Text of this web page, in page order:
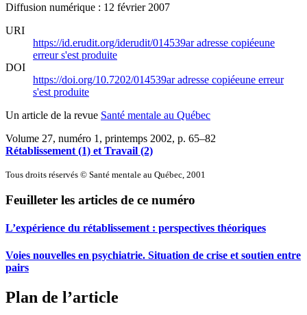
Diffusion numérique : 12 février 2007
URI
https://id.erudit.org/iderudit/014539aradresse copiéeune
erreur s'est produite
DOI
https://doi.org/10.7202/014539aradresse copiéeune erreur
s'est produite
Un article de la revue Santé mentale au Québec
Volume 27, numéro 1, printemps 2002, p. 65–82
Rétablissement (1) et Travail (2)
Tous droits réservés © Santé mentale au Québec, 2001
Feuilleter les articles de ce numéro
L’expérience du rétablissement : perspectives théoriques
Voies nouvelles en psychiatrie. Situation de crise et soutien entre
pairs
Plan de l’article